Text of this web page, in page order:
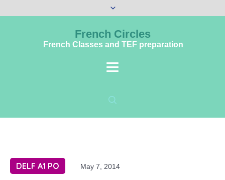
French Circles
French Classes and TEF preparation
DELF A1 PO May 7, 2014